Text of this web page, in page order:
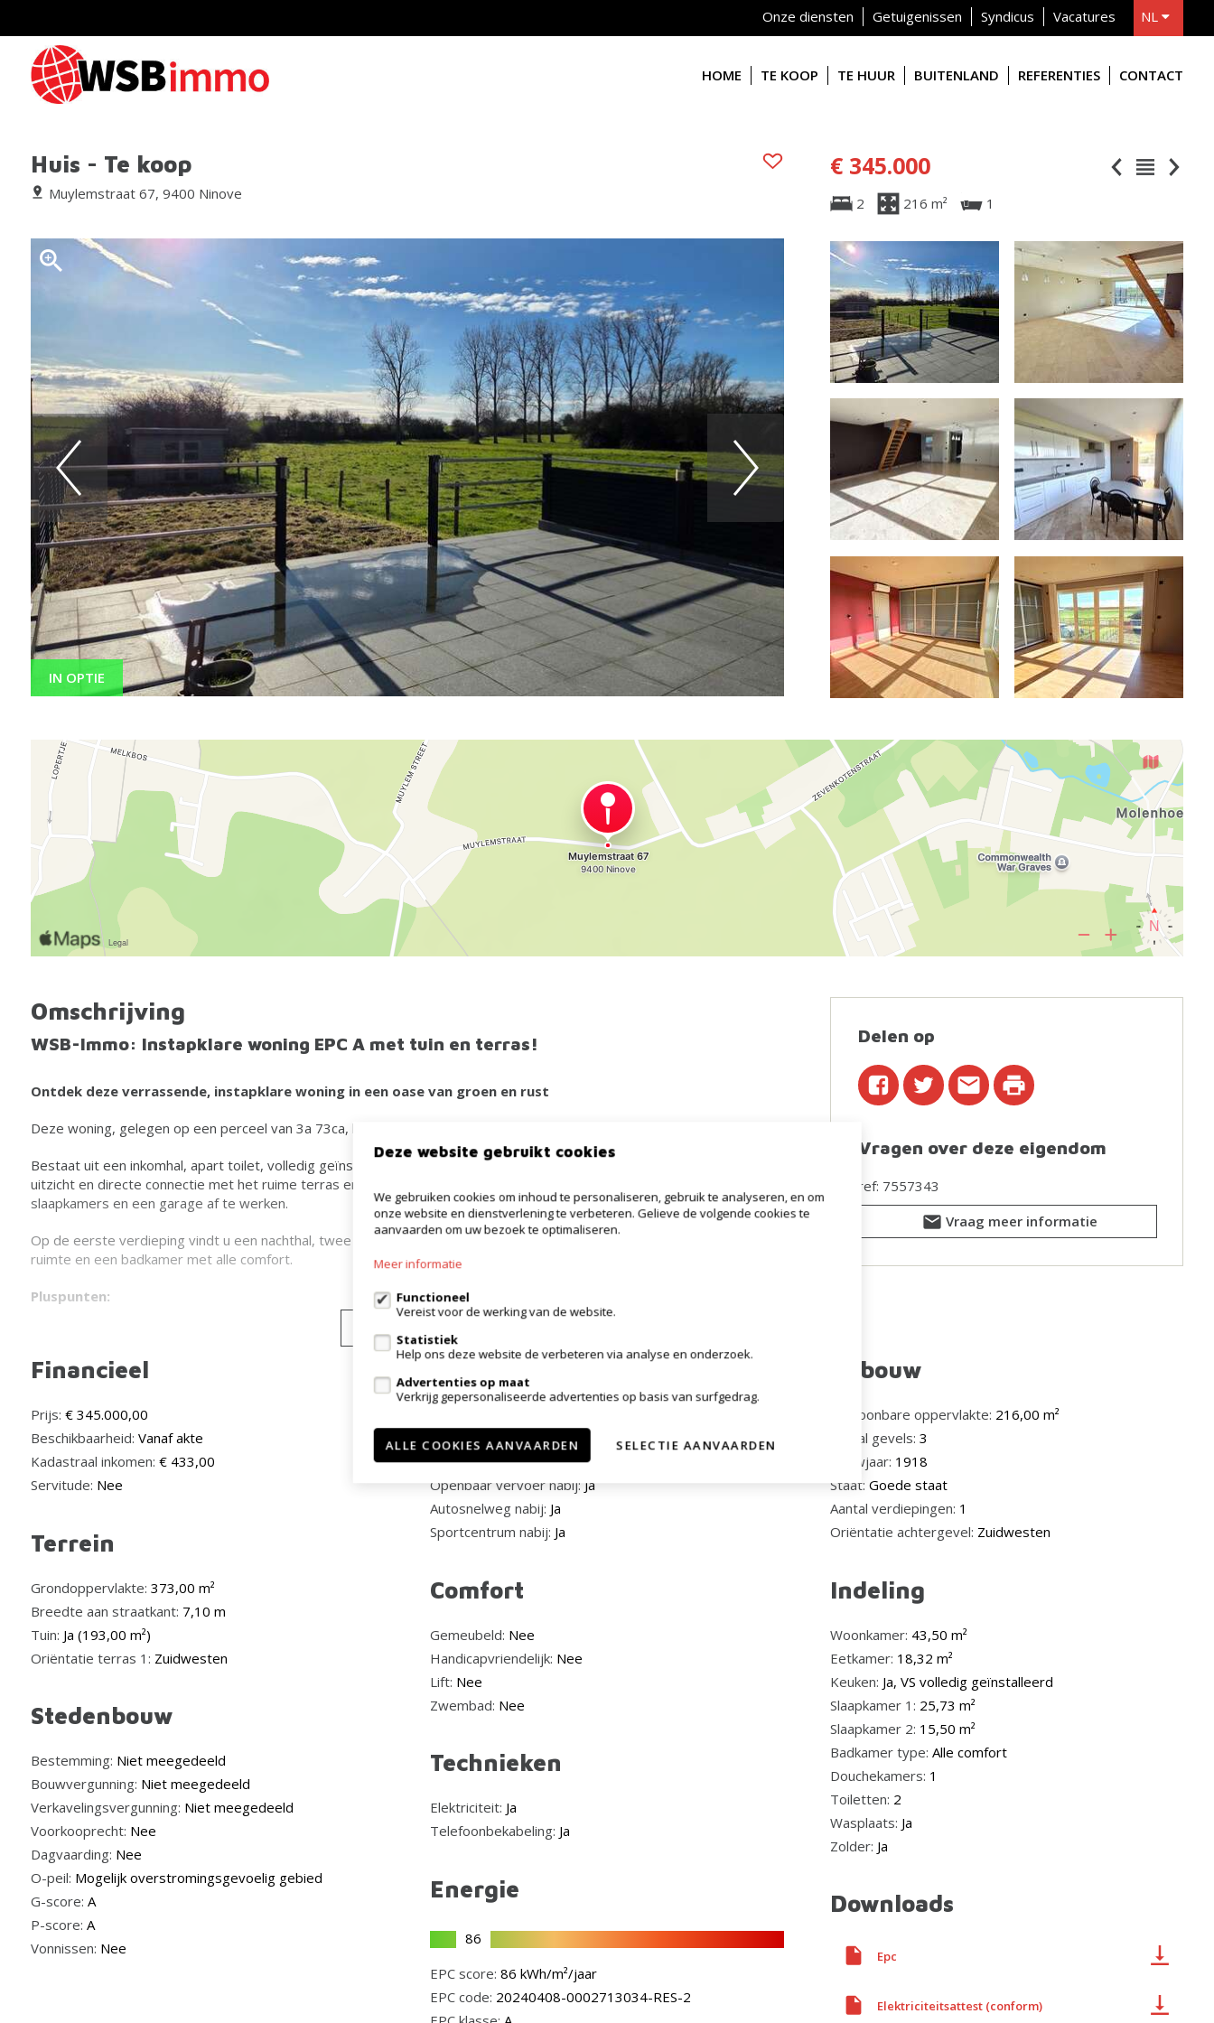
Onze diensten Getuigenissen Syndicus Vacatures
NL
HOME
TE KOOP TE HUUR BUITENLAND REFERENTIES CONTACT
Huis - Te koop € 345.000
Muylemstraat 67, 9400 Ninove
2 216 m² 1
IN OPTIE
Omschrijving
WSB-Immo: Instapklare woning EPC A met tuin en terras!
Ontdek deze verrassende, instapklare woning in een oase van groen en rust
Deze woning, gelegen op een perceel van 3a 73ca, biedt een perfecte combinatie van comfort, licht en ruimte.
Bestaat uit een inkomhal, apart toilet, volledig geïnstalleerde keuken, berging en een lichtrijke leefruimte met een uniek
uitzicht en directe connectie met het ruime terras en de tuin. Vooraan biedt de woning de mogelijkheid om twee extra
slaapkamers en een garage af te werken.
Op de eerste verdieping vindt u een nachthal, twee ruime slaapkamers met inbouwkasten, een berging/technische
ruimte en een badkamer met alle comfort.
Pluspunten:
- Boiler: 2018
- 13 Zonnepanelen: 2023
- Nabijheid van openbaar vervoer, winkels …
- Zuidwestelijk georiënteerde tuin en terras
Bent u ook benieuwd wat deze woning u te bieden heeft? Contacteer ons op het nummer 0479/09.09.09 of via
www.wsb-group.be
Delen op
Vragen over deze eigendom
ref: 7557343
Vraag meer informatie
Financieel
Prijs: € 345.000,00
Beschikbaarheid: Vanaf akte
Kadastraal inkomen: € 433,00
Servitude: Nee
Terrein
Grondoppervlakte: 373,00 m²
Breedte aan straatkant: 7,10 m
Tuin: Ja (193,00 m²)
Oriëntatie terras 1: Zuidwesten
Stedenbouw
Bestemming: Niet meegedeeld
Bouwvergunning: Niet meegedeeld
Verkavelingsvergunning: Niet meegedeeld
Voorkooprecht: Nee
Dagvaarding: Nee
O-peil: Mogelijk overstromingsgevoelig gebied
G-score: A
P-score: A
Vonnissen: Nee
School nabij:Ja
Winkels nabij:Ja
Openbaar vervoer nabij: Ja
Autosnelweg nabij: Ja
Sportcentrum nabij: Ja
Comfort
Gemeubeld: Nee
Handicapvriendelijk: Nee
Lift: Nee
Zwembad: Nee
Technieken
Elektriciteit: Ja
Telefoonbekabeling: Ja
Energie
86
EPC score:86 kWh/m²/jaar
EPC code: 20240408-0002713034-RES-2
Gebouw
Bewoonbare oppervlakte: 216,00 m²
Aantal gevels: 3
Bouwjaar: 1918
Staat: Goede staat
Aantal verdiepingen: 1
Oriëntatie achtergevel: Zuidwesten
Indeling
Woonkamer: 43,50 m²
Eetkamer: 18,32 m²
Keuken: Ja, VS volledig geïnstalleerd
Slaapkamer 1: 25,73 m²
Slaapkamer 2: 15,50 m²
Badkamer type: Alle comfort
Douchekamers: 1
Toiletten: 2
Wasplaats: Ja
Zolder: Ja
Downloads
Epc
Elektriciteitsattest (conform)
Deze website gebruikt cookies
We gebruiken cookies om inhoud te personaliseren, gebruik te analyseren, en om
onze website en dienstverlening te verbeteren. Gelieve de volgende cookies te
aanvaarden om uw bezoek te optimaliseren.
Meer informatie
Functioneel
Vereist voor de werking van de website.
Statistiek
Help ons deze website de verbeteren via analyse en onderzoek.
Advertenties op maat
Verkrijg gepersonaliseerde advertenties op basis van surfgedrag.
ALLE COOKIES AANVAARDEN SELECTIE AANVAARDEN